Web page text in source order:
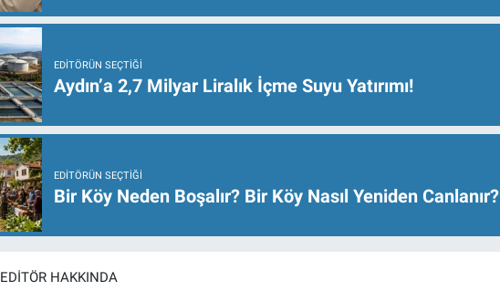
EDITÖRÜN SEÇTIĞI
Aydın’a 2,7 Milyar Liralık İçme Suyu Yatırımı!
EDITÖRÜN SEÇTIĞI
Bir Köy Neden Boşalır? Bir Köy Nasıl Yeniden Canlanır?
EDITÖR HAKKINDA